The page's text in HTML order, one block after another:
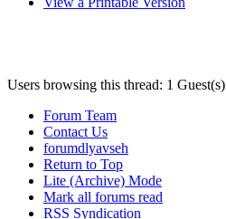
Users browsing this thread: 1 Guest(s)
Forum Team
Contact Us
forumdlyavseh
Return to Top
Lite (Archive) Mode
Mark all forums read
RSS Syndication